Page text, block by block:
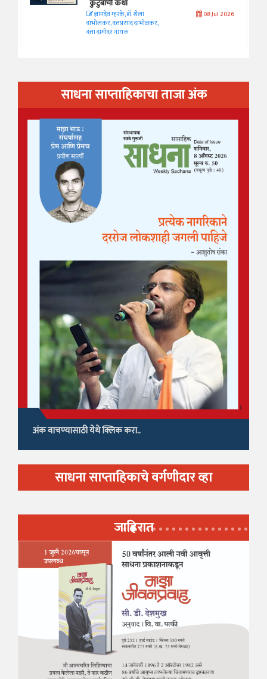
कुटुंबाची कथा
ज्ञानदेव म्हस्के, डॉ. शैला
दाभोलकर, दत्तप्रसाद दाभोळकर,
दत्ता दामोदर नायक
08 Jul 2026
साधना साप्ताहिकाचा ताजा अंक
अंक वाचण्यासाठी येथे क्लिक करा..
साधना साप्ताहिकाचे वर्गणीदार व्हा
जाहिरात